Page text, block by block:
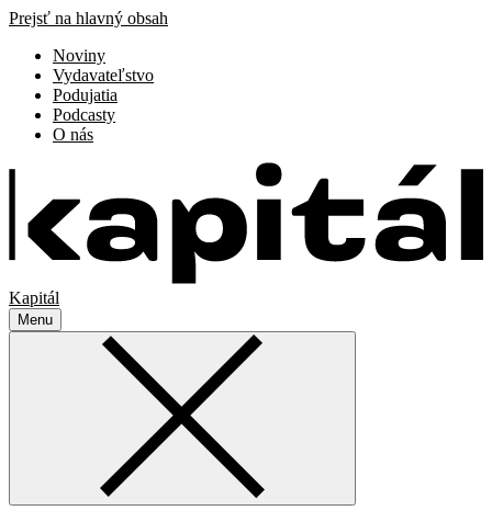
Prejsť na hlavný obsah
Noviny
Vydavateľstvo
Podujatia
Podcasty
O nás
Kapitál
Menu